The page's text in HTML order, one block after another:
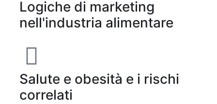
Logiche di marketing
nell'industria alimentare
Salute e obesità e i rischi
correlati